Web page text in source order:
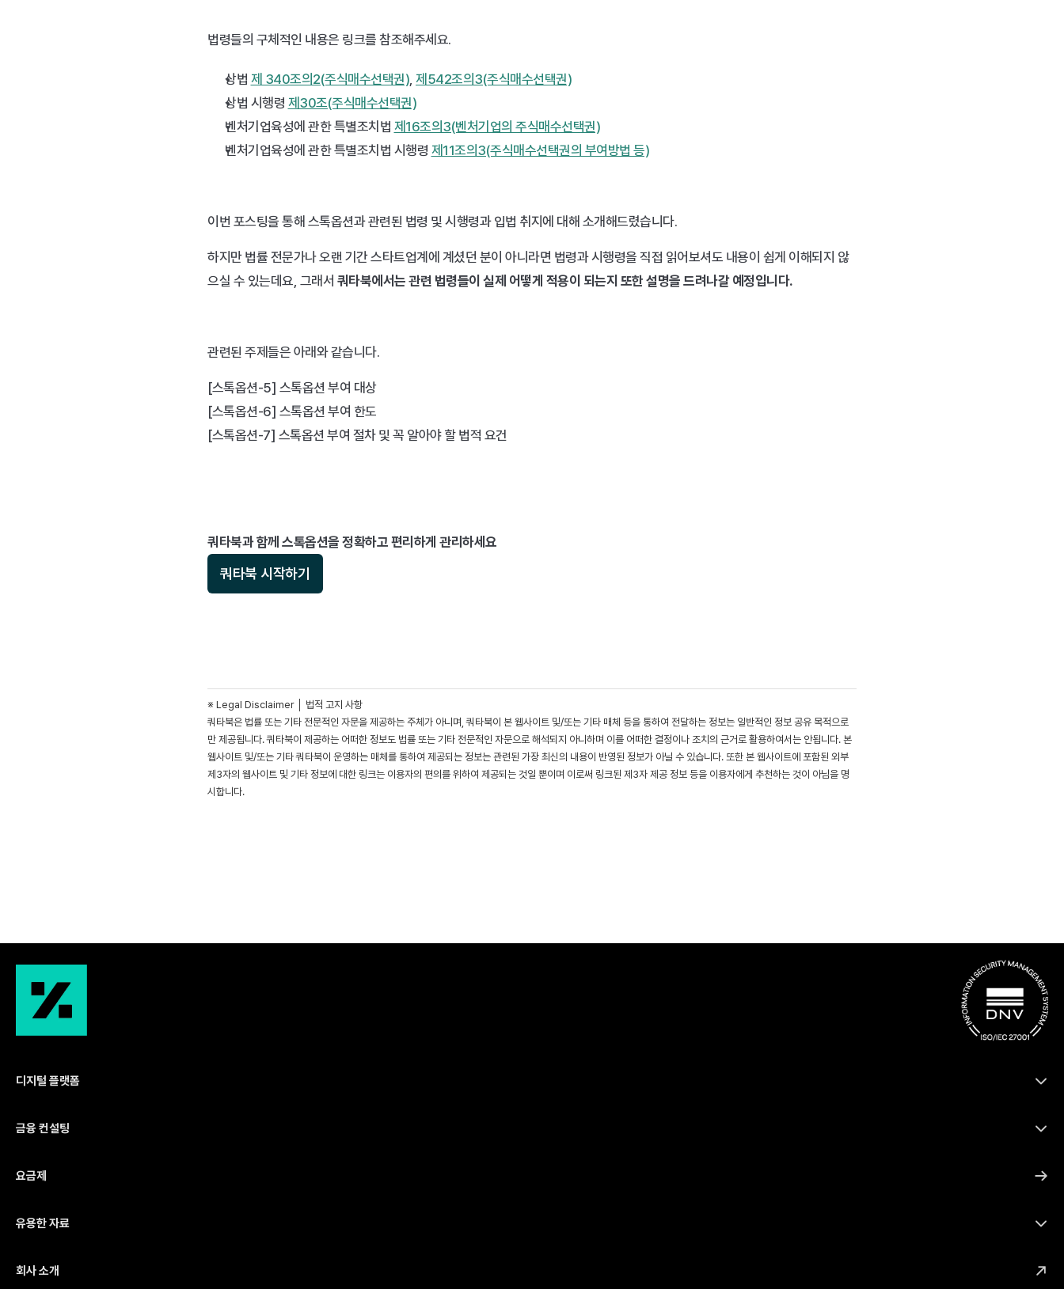
법령들의 구체적인 내용은 링크를 참조해주세요.​
상법 제 340조의2(주식매수선택권), 제542조의3(주식매수선택권)
상법 시행령 제30조(주식매수선택권)
벤처기업육성에 관한 특별조치법 제16조의3(벤처기업의 주식매수선택권)
벤처기업육성에 관한 특별조치법 시행령 제11조의3(주식매수선택권의 부여방법 등)
이번 포스팅을 통해 스톡옵션과 관련된 법령 및 시행령과 입법 취지에 대해 소개해드렸습니다.
하지만 법률 전문가나 오랜 기간 스타트업계에 계셨던 분이 아니라면 법령과 시행령을 직접 읽어보셔도 내용이 쉽게 이해되지 않
으실 수 있는데요, 그래서 쿼타북에서는 관련 법령들이 실제 어떻게 적용이 되는지 또한 설명을 드려나갈 예정입니다. ​
관련된 주제들은 아래와 같습니다.
[스톡옵션-5] 스톡옵션 부여 대상
[스톡옵션-6] 스톡옵션 부여 한도
[스톡옵션-7] 스톡옵션 부여 절차 및 꼭 알아야 할 법적 요건
쿼타북과 함께 스톡옵션을 정확하고 편리하게 관리하세요
쿼타북 시작하기
※ Legal Disclaimer │ 법적 고지 사항
쿼타북은 법률 또는 기타 전문적인 자문을 제공하는 주체가 아니며, 쿼타북이 본 웹사이트 및/또는 기타 매체 등을 통하여 전달하는 정보는 일반적인 정보 공유 목적으로
만 제공됩니다. 쿼타북이 제공하는 어떠한 정보도 법률 또는 기타 전문적인 자문으로 해석되지 아니하며 이를 어떠한 결정이나 조치의 근거로 활용하여서는 안됩니다. 본
웹사이트 및/또는 기타 쿼타북이 운영하는 매체를 통하여 제공되는 정보는 관련된 가장 최신의 내용이 반영된 정보가 아닐 수 있습니다. 또한 본 웹사이트에 포함된 외부
제3자의 웹사이트 및 기타 정보에 대한 링크는 이용자의 편의를 위하여 제공되는 것일 뿐이며 이로써 링크된 제3자 제공 정보 등을 이용자에게 추천하는 것이 아님을 명
시합니다.
디지털 플랫폼
금융 컨설팅
요금제
유용한 자료
회사 소개